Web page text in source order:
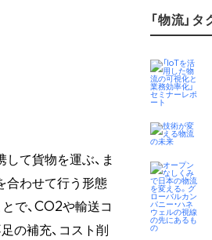
て貨物を運ぶ、ま
合わせて行う形態
で、CO2や輸送コ
の補充、コスト削
「物流」